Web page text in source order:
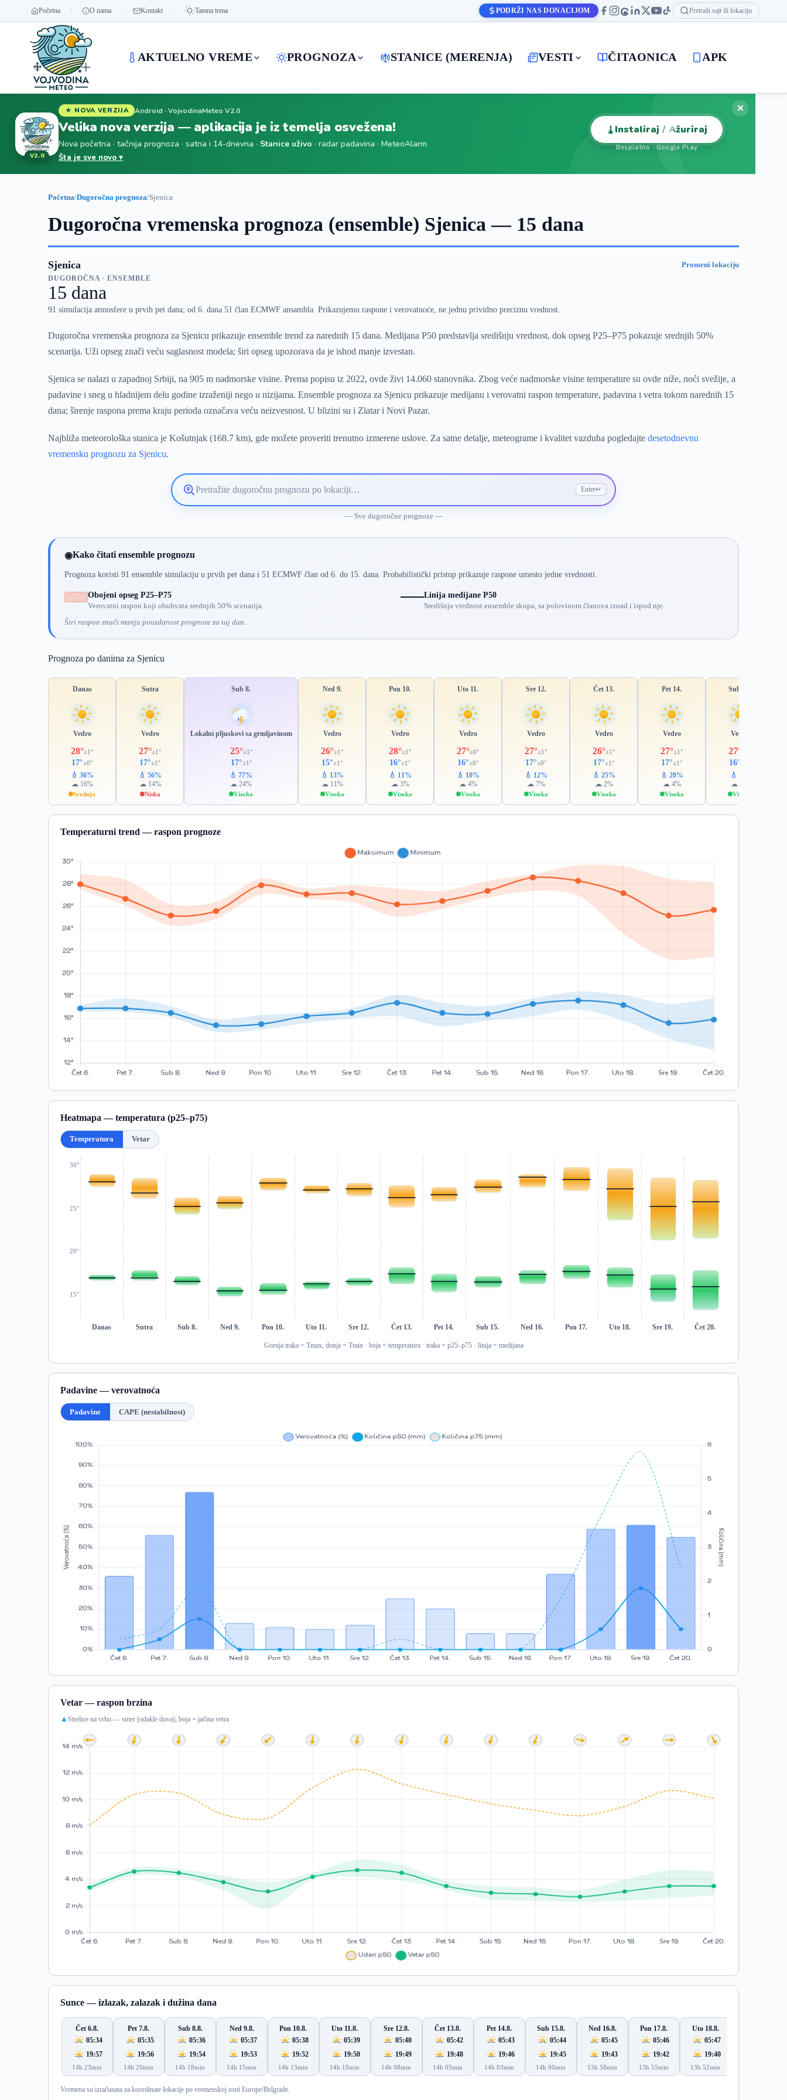
Početna O nama Kontakt Tamna tema PODRŽI NAS DONACIJOM Pretraži sajt ili lokaciju
AKTUELNO VREME PROGNOZA STANICE (MERENJA) VESTI ČITAONICA APK
V2.0
★ NOVA VERZIJA Android · VojvodinaMeteo V2.0
Velika nova verzija — aplikacija je iz temelja osvežena!
Nova početna · tačnija prognoza · satna i 14-dnevna · Stanice uživo · radar padavina · MeteoAlarm
Šta je sve novo ▾
⤓Instaliraj / Ažuriraj
Besplatno · Google Play
✕
Početna/Dugoročna prognoza/Sjenica
Dugoročna vremenska prognoza (ensemble) Sjenica — 15 dana
Sjenica Promeni lokaciju
DUGOROČNA · ENSEMBLE
15 dana
91 simulacija atmosfere u prvih pet dana; od 6. dana 51 član ECMWF ansambla. Prikazujemo raspone i verovatnoće, ne jednu prividno preciznu vrednost.
Dugoročna vremenska prognoza za Sjenicu prikazuje ensemble trend za narednih 15 dana. Medijana P50 predstavlja središnju vrednost, dok opseg P25–P75 pokazuje srednjih 50%
scenarija. Uži opseg znači veću saglasnost modela; širi opseg upozorava da je ishod manje izvestan.
Sjenica se nalazi u zapadnoj Srbiji, na 905 m nadmorske visine. Prema popisu iz 2022, ovde živi 14.060 stanovnika. Zbog veće nadmorske visine temperature su ovde niže, noći svežije, a
padavine i sneg u hladnijem delu godine izraženiji nego u nizijama. Ensemble prognoza za Sjenicu prikazuje medijanu i verovatni raspon temperature, padavina i vetra tokom narednih 15
dana; širenje raspona prema kraju perioda označava veću neizvesnost. U blizini su i Zlatar i Novi Pazar.
Najbliža meteorološka stanica je Košutnjak (168.7 km), gde možete proveriti trenutno izmerene uslove. Za satne detalje, meteograme i kvalitet vazduha pogledajtedesetodnevnu
vremensku prognozu za Sjenicu.
Pretražite
lokaciju
Enter↵
— Sve dugoročne prognoze —
◉Kako čitati ensemble prognozu
Prognoza koristi 91 ensemble simulaciju u prvih pet dana i 51 ECMWF član od 6. do 15. dana. Probabilistički pristup prikazuje raspone umesto jedne vrednosti.
Obojeni opseg P25–P75
Verovatni raspon koji obuhvata srednjih 50% scenarija.
Linija medijane P50
Središnja vrednost ensemble skupa, sa polovinom članova iznad i ispod nje.
Širi raspon znači manju pouzdanost prognoze za taj dan.
Prognoza po danima za Sjenicu
Danas
Vedro
28°±1°
17°±0°
💧 36%
☁ 16%
Srednja
Sutra
Vedro
27°±1°
17°±1°
💧 56%
☁ 14%
Niska
Sub 8.
Lokalni pljuskovi sa grmljavinom
25°±1°
17°±1°
💧 77%
☁ 24%
Visoka
Ned 9.
Vedro
26°±1°
15°±1°
💧 13%
☁ 11%
Visoka
Pon 10.
Vedro
28°±1°
16°±1°
💧 11%
☁ 3%
Visoka
Uto 11.
Vedro
27°±0°
16°±0°
💧 10%
☁ 4%
Visoka
Sre 12.
Vedro
27°±1°
17°±0°
💧 12%
☁ 7%
Visoka
Čet 13.
Vedro
26°±1°
17°±1°
💧 25%
☁ 2%
Visoka
Pet 14.
Vedro
27°±1°
17°±1°
💧 20%
☁ 4%
Visoka
Sub 15.
Vedro
27°
16°
💧 8%
☁ 3%
Visoka
Temperaturni trend — raspon prognoze
Heatmapa — temperatura (p25–p75)
Temperatura Vetar
15°
20°
25°
30°
Danas Sutra Sub 8. Ned 9. Pon 10. Uto 11. Sre 12. Čet 13. Pet 14. Sub 15. Ned 16. Pon 17. Uto 18. Sre 19. Čet 20.
Gornja traka = Tmax, donja = Tmin · boja = temperatura · traka = p25–p75 · linija = medijana
Padavine — verovatnoća
Padavine CAPE (nestabilnost)
Vetar — raspon brzina
▲Strelice na vrhu — smer (odakle duva); boja = jačina vetra
Sunce — izlazak, zalazak i dužina dana
Čet 6.8.
05:34
19:57
14h 23min
Pet 7.8.
05:35
19:56
14h 20min
Sub 8.8.
05:36
19:54
14h 18min
Ned 9.8.
05:37
19:53
14h 15min
Pon 10.8.
05:38
19:52
14h 13min
Uto 11.8.
05:39
19:50
14h 10min
Sre 12.8.
05:40
19:49
14h 08min
Čet 13.8.
05:42
19:48
14h 05min
Pet 14.8.
05:43
19:46
14h 03min
Sub 15.8.
05:44
19:45
14h 00min
Ned 16.8.
05:45
19:43
13h 58min
Pon 17.8.
05:46
19:42
13h 55min
Uto 18.8.
05:47
19:40
13h 52min
Vremena su izračunata za koordinate lokacije po vremenskoj zoni Europe/Belgrade.